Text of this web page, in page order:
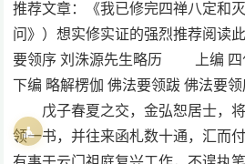
推荐文章：《我已修完四禅八定和
问》）想实修实证的强烈推荐阅
要领序 刘洙源先生略历 上编 四
下编 略解楞伽 佛法要领跋 佛法要
戊子春夏之交，金弘恕居士，
领一书，并往来函札数十通，汇而
🧘